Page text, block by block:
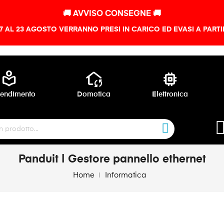
🚚 AVVISO CONSEGNE 🚚
AL 23 AGOSTO VERRANNO PRESI IN CARICO ED EVASI A
local_library wifi_home
Domotica
memory
Elettronica
Panduit | Gestore pannello ethernet
Home Informatica